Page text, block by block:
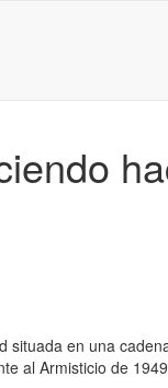
situada en una
al Armisticio de